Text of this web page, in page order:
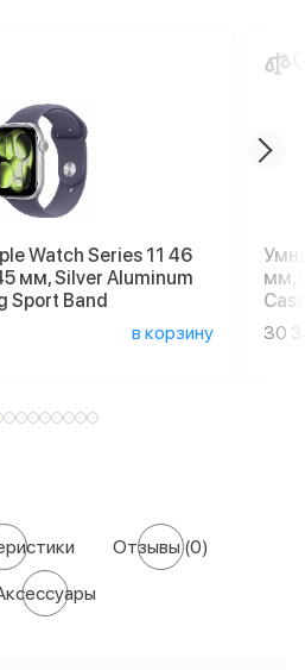
Watch Series 11 46
мм, Silver Aluminum
Sport Band
в корзину
мм,
30
Отзывы(0)